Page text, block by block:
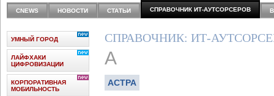
цифровизироваться со
скоростью крупных
CNEWS НОВОСТИ СТАТЬИ СПРАВОЧНИК ИТ-АУТСОРCЕРОВ
СПРАВОЧНИК: ИТ-
А
АСТРА
УМНЫЙ ГОРОД
ЛАЙФХАКИ
ЦИФРОВИЗАЦИИ
КОРПОРАТИВНАЯ
МОБИЛЬНОСТЬ